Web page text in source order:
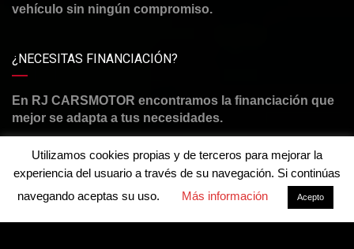
vehículo sin ningún compromiso.
¿NECESITAS FINANCIACIÓN?
En RJ CARSMOTOR encontramos la financiación que
mejor se adapta a tus necesidades.
©Derechos de autor2026
RJ CARSMOTOR
Aviso legal y política de privacidad-Política de cookies
Utilizamos cookies propias y de terceros para mejorar la
experiencia del usuario a través de su navegación. Si continúas
navegando aceptas su uso.
Más información Acepto